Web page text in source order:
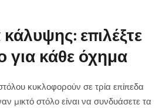
επιλέξτε
για κάθε όχημα
κυκλοφορούν σε τρία επίπεδα
μικτό στόλο είναι να συνδυάσετε τα